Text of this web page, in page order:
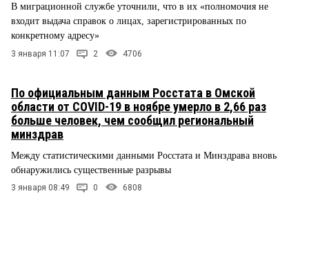
В миграционной службе уточнили, что в их «полномочия не
входит выдача справок о лицах, зарегистрированных по
конкретному адресу»
3 января 11:07 2 4706
По официальным данным Росстата в Омской
области от COVID-19 в ноябре умерло в 2,66 раз
больше человек, чем сообщил региональный
минздрав
Между статистическими данными Росстата и Минздрава вновь
обнаружились существенные разрывы
3 января 08:49 0 6808